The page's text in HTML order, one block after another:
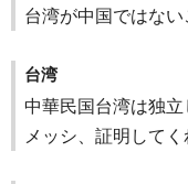
台湾が中国ではな
台湾
中華民国台湾は独立
メッシ、証明してく